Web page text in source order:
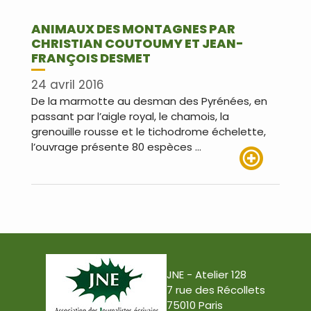
ANIMAUX DES MONTAGNES PAR
CHRISTIAN COUTOUMY ET JEAN-
FRANÇOIS DESMET
24 avril 2016
De la marmotte au desman des Pyrénées, en
passant par l’aigle royal, le chamois, la
grenouille rousse et le tichodrome échelette,
l’ouvrage présente 80 espèces …
JNE - Atelier 128
7 rue des Récollets
75010 Paris